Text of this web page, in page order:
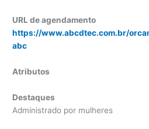
URL de agendamento
https://www.abcdtec.com.br/
abc
Atributos
Destaques
Administrado por mulheres